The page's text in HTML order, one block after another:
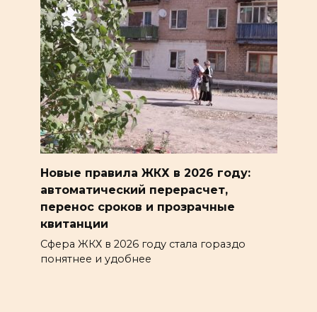
Новые правила ЖКХ в 2026 году:
автоматический перерасчет,
перенос сроков и прозрачные
квитанции
Сфера ЖКХ в 2026 году стала гораздо
понятнее и удобнее